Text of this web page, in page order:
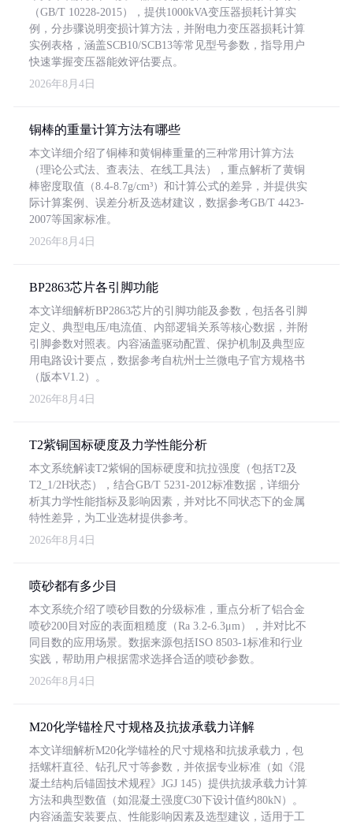
（GB/T 10228-2015），提供1000kVA变压器损耗计算实
例，分步骤说明变损计算方法，并附电力变压器损耗计算
实例表格，涵盖SCB10/SCB13等常见型号参数，指导用户
快速掌握变压器能效评估要点。
2026年8月4日
铜棒的重量计算方法有哪些
本文详细介绍了铜棒和黄铜棒重量的三种常用计算方法
（理论公式法、查表法、在线工具法），重点解析了黄铜
棒密度取值（8.4-8.7g/cm³）和计算公式的差异，并提供实
际计算案例、误差分析及选材建议，数据参考GB/T 4423-
2007等国家标准。
2026年8月4日
BP2863芯片各引脚功能
本文详细解析BP2863芯片的引脚功能及参数，包括各引脚
定义、典型电压/电流值、内部逻辑关系等核心数据，并附
引脚参数对照表。内容涵盖驱动配置、保护机制及典型应
用电路设计要点，数据参考自杭州士兰微电子官方规格书
（版本V1.2）。
2026年8月4日
T2紫铜国标硬度及力学性能分析
本文系统解读T2紫铜的国标硬度和抗拉强度（包括T2及
T2_1/2H状态），结合GB/T 5231-2012标准数据，详细分
析其力学性能指标及影响因素，并对比不同状态下的金属
特性差异，为工业选材提供参考。
2026年8月4日
喷砂都有多少目
本文系统介绍了喷砂目数的分级标准，重点分析了铝合金
喷砂200目对应的表面粗糙度（Ra 3.2-6.3μm），并对比不
同目数的应用场景。数据来源包括ISO 8503-1标准和行业
实践，帮助用户根据需求选择合适的喷砂参数。
2026年8月4日
M20化学锚栓尺寸规格及抗拔承载力详解
本文详细解析M20化学锚栓的尺寸规格和抗拔承载力，包
括螺杆直径、钻孔尺寸等参数，并依据专业标准（如《混
凝土结构后锚固技术规程》JGJ 145）提供抗拔承载力计算
方法和典型数值（如混凝土强度C30下设计值约80kN）。
内容涵盖安装要点、性能影响因素及选型建议，适用于工